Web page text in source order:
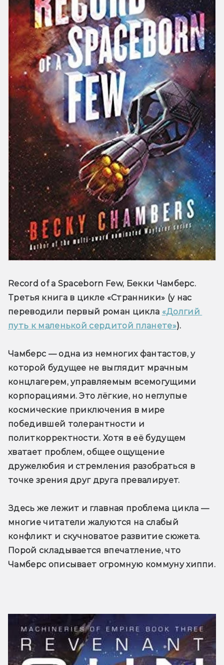
Record of a Spaceborn Few, Бекки Чамберс.
Третья книга в цикле «Странники» (у нас
переводили первый роман цикла «Долгий
путь к маленькой сердитой планете»).
Чамберс — одна из немногих фантастов, у
которой будущее не выглядит мрачным
концлагерем, управляемым всемогущими
корпорациями. Это лёгкие, но неглупые
космические приключения в мире
победившей толерантности и
политкорректности. Хотя в её будущем
хватает проблем, общее ощущение
дружелюбия и стремления разобраться в
точке зрения друг друга превалирует.
Здесь же лежит и главная проблема цикла —
многие читатели жалуются на слабый
конфликт и скучноватое развитие сюжета.
Порой складывается впечатление, что
Чамберс описывает огромную коммуну хиппи.